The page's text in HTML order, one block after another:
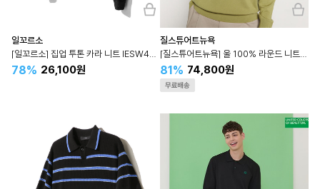
일꼬르소
78% 26,100원
질스튜어트뉴욕
81% 74,800원